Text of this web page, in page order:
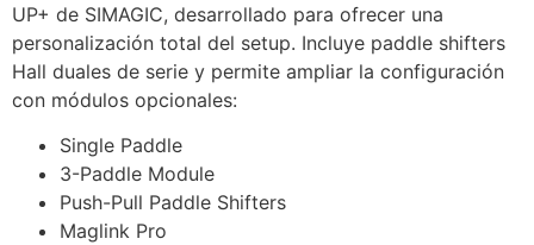
UP+ de SIMAGIC, desarrollado para ofrecer una
personalización total del setup. Incluye paddle shifters
Hall duales de serie y permite ampliar la configuración
con módulos opcionales:
Single Paddle
3-Paddle Module
Push-Pull Paddle Shifters
Maglink Pro